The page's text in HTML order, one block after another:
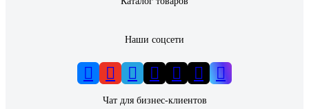
Наши соцсети
Чат для бизнес-клиентов